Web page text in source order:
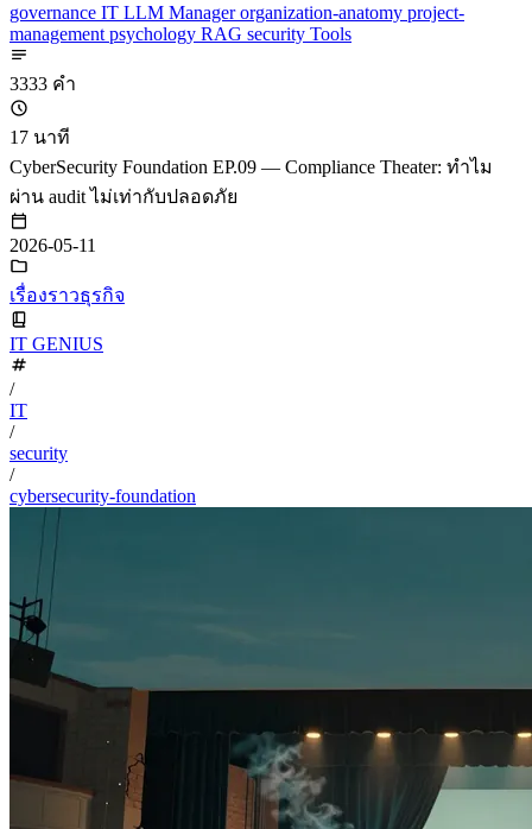
governance IT LLM Managerorganization-anatomy project-
management psychology RAG security Tools
3333 คำ
17 นาที
CyberSecurity Foundation EP.09 — Compliance Theater: ทำไม
ผ่าน audit ไม่เท่ากับปลอดภัย
2026-05-11
เรื่องราวธุรกิจ
IT GENIUS
/
IT
/
security
/
cybersecurity-foundation